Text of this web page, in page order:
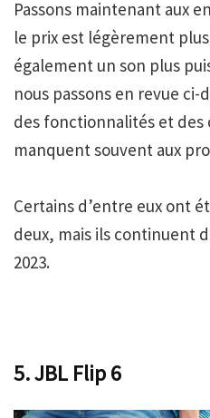
Passons maintenant aux
le prix est légèrement
également un son plus
nous passons en revue
des fonctionnalités et des
manquent souvent aux
Certains d’entre eux ont
deux, mais ils continuent
2023.
5. JBL Flip 6